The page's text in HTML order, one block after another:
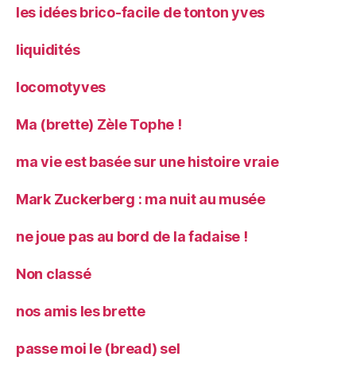
les idées brico-facile de tonton yves
liquidités
locomotyves
Ma (brette) Zèle Tophe !
ma vie est basée sur une histoire vraie
Mark Zuckerberg : ma nuit au musée
ne joue pas au bord de la fadaise !
Non classé
nos amis les brette
passe moi le (bread) sel